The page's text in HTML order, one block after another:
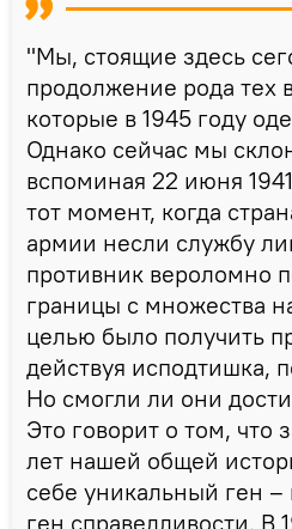
"Мы, стоящие здесь
продолжение рода тех
которые в 1945 году
Однако сейчас мы
вспоминая 22 июня
тот момент, когда
армии несли службу
противник вероломно
границы с множества
целью было получить
действуя исподтишка,
Но смогли ли они
Это говорит о том, что
лет нашей общей
себе уникальный ген –
ген справедливости. В